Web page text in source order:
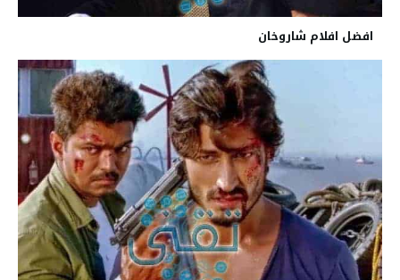
افضل افلام شاروخان